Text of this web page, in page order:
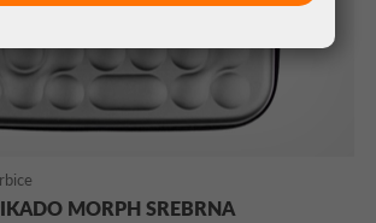
MORPH SREBRNA